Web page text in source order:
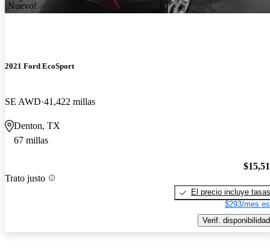
¡Nuevo!
2021 Ford EcoSport
SE AWD 41,422 millas
Denton, TX
67 millas
Trato justo
El precio incluye tasas
$293/mes
Verif. disponibilidad